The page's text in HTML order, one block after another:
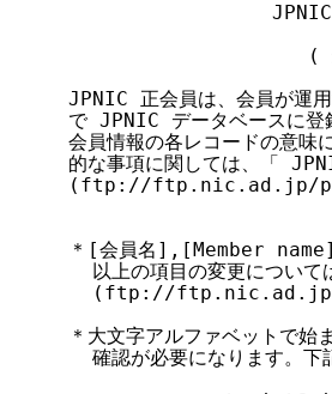
JPNIC
(
JPNIC 正会員は、会員が運
で JPNIC データベースに登
会員情報の各レコードの意味
的な事項に関しては、「
(ftp://ftp.nic.ad.jp/
＊[会員名],[Member
以上の項目の変更について
(ftp://
＊大文字アルファベットで始
確認が必要になります。下